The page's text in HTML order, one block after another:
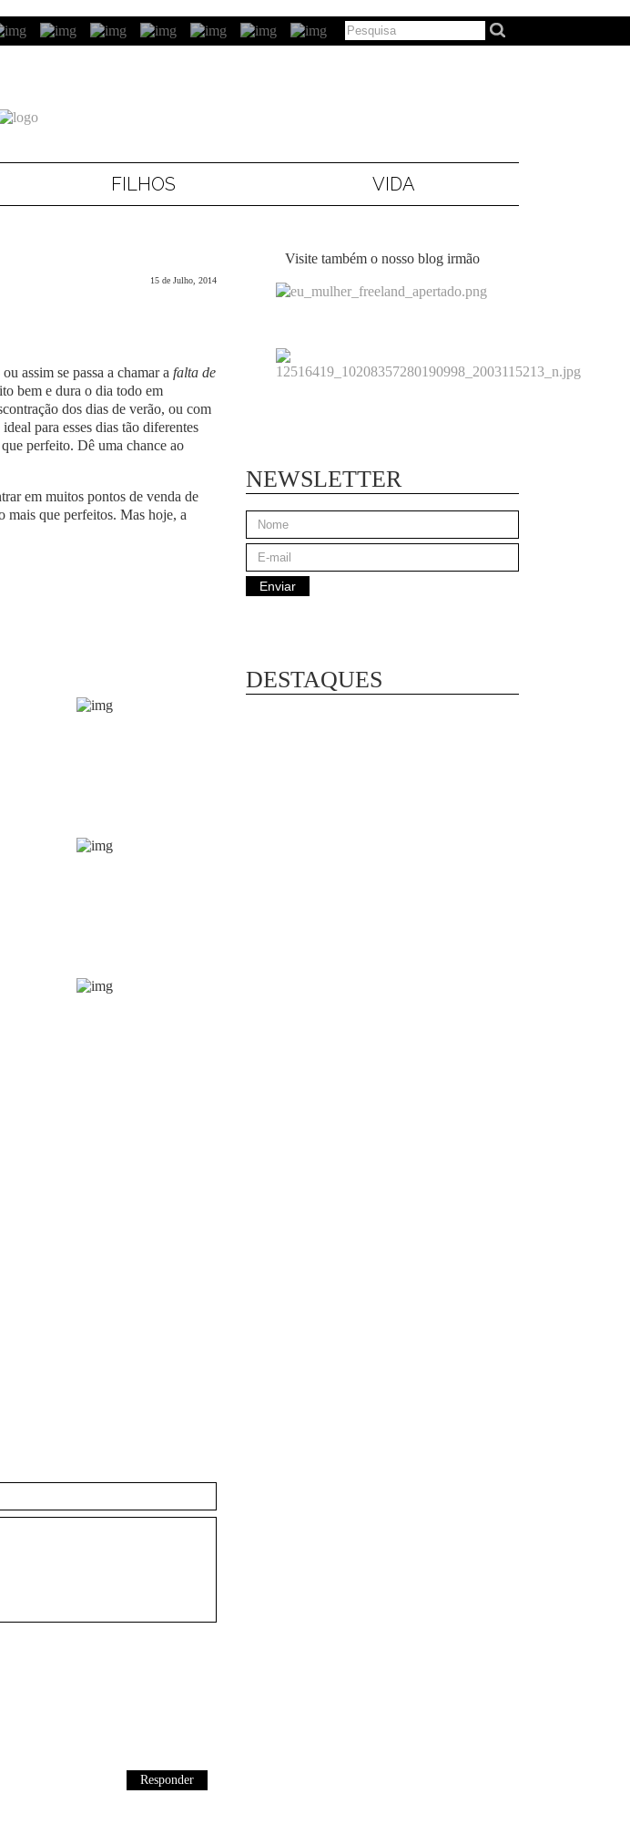
FILHOS VIDA
15 de Julho, 2014
assim se passa a chamar a falta de
bem e dura o dia todo em
dos dias de verão, ou com
para esses dias tão diferentes
perfeito. Dê uma chance ao
em muitos pontos de venda de
mais que perfeitos. Mas hoje, a
Responder
Visite também o nosso blog irmão
NEWSLETTER
DESTAQUES